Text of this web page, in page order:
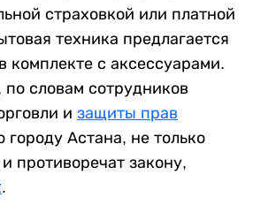
страховкой или платной
техника предлагается
комплекте с аксессуарами.
по словам сотрудников
и защиты прав
городу Астана, не только
противоречат закону,
.